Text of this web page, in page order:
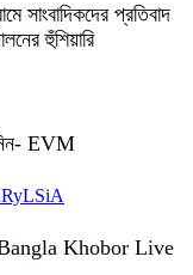
সাংবাদিকদের প্রতিবাদ
হুঁশিয়ারি
EVM
Bangla Khobor Live